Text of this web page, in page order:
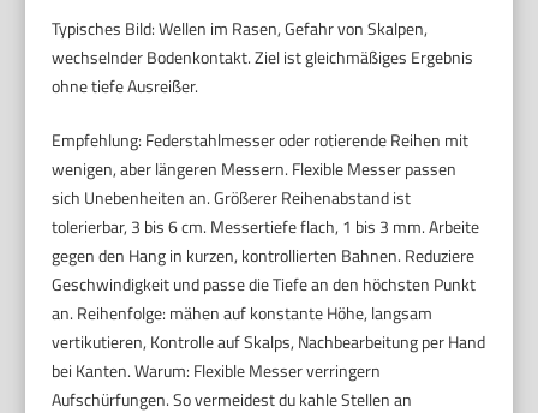
Typisches Bild: Wellen im Rasen, Gefahr von Skalpen,
wechselnder Bodenkontakt. Ziel ist gleichmäßiges Ergebnis
ohne tiefe Ausreißer.
Empfehlung: Federstahlmesser oder rotierende Reihen mit
wenigen, aber längeren Messern. Flexible Messer passen
sich Unebenheiten an. Größerer Reihenabstand ist
tolerierbar, 3 bis 6 cm. Messertiefe flach, 1 bis 3 mm. Arbeite
gegen den Hang in kurzen, kontrollierten Bahnen. Reduziere
Geschwindigkeit und passe die Tiefe an den höchsten Punkt
an. Reihenfolge: mähen auf konstante Höhe, langsam
vertikutieren, Kontrolle auf Skalps, Nachbearbeitung per Hand
bei Kanten. Warum: Flexible Messer verringern
Aufschürfungen. So vermeidest du kahle Stellen an